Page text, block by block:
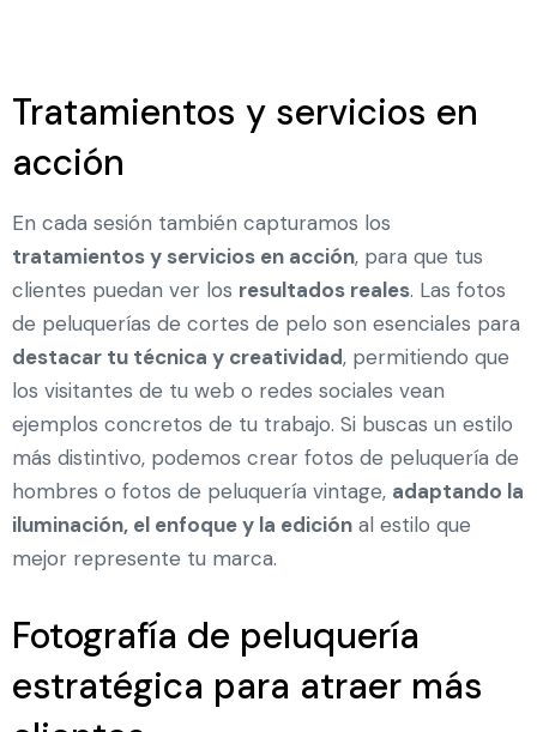
Tratamientos y servicios en
acción
En cada sesión también capturamos los
tratamientos y servicios en acción, para que tus
clientes puedan ver los resultados reales. Las fotos
de peluquerías de cortes de pelo son esenciales para
destacar tu técnica y creatividad, permitiendo que
los visitantes de tu web o redes sociales vean
ejemplos concretos de tu trabajo. Si buscas un estilo
más distintivo, podemos crear fotos de peluquería de
hombres o fotos de peluquería vintage, adaptando la
iluminación, el enfoque y la edición al estilo que
mejor represente tu marca.
Fotografía de peluquería
estratégica para atraer más